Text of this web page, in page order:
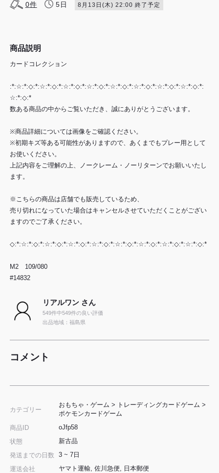
0件 5日 8月13日(木) 22:00 終了予定
商品説明
カードコレクション
:*:☆:*:◇:*:☆:*:◇:*:☆:*:◇:*:☆:*:◇:*:☆:*:◇:*:☆:*:◇:*:☆:*:◇:*:☆:*:◇:*:
☆:*:◇:*
数ある商品の中からご覧いただき、誠にありがとうございます。
※商品詳細については画像をご確認ください。
※初期キズ等ある可能性がありますので、あくまでもプレー用として
お使いください。
上記内容をご理解の上、ノークレーム・ノーリターンでお願いいたし
ます。
※こちらの商品は店舗でも販売しているため、
売り切れになっていた場合はキャンセルさせていただくことがござい
ますのでご了承ください。
◇:*:☆:*:◇:*:☆:*:◇:*:☆:*:◇:*:☆:*:◇:*:☆:*:◇:*:☆:*:◇:*:☆:*:◇:*:☆:*:◇:*
M2 109/080
#14832
リアルワン さん
549件中549件の良い評価
出品地域：福島県
コメント
カテゴリー
おもちゃ・ゲーム > トレーディングカードゲーム >
ポケモンカードゲーム
商品ID
oJfp58
状態
新古品
発送までの日数
3 ~ 7日
運送会社
ヤマト運輸, 佐川急便, 日本郵便